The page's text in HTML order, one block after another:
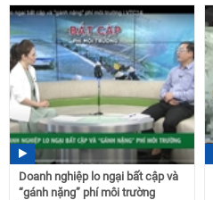
Doanh nghiệp lo ngại bất cập và
“gánh nặng” phí môi trường